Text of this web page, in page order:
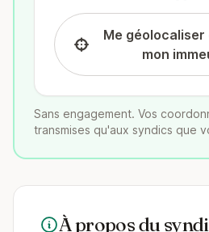
Me
mon
Sans engagement. Vos
transmises qu'aux syndics que
À propos du